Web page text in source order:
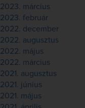
2023. március
2023. február
2022. december
2022. augusztus
2022. május
2022. március
2021. augusztus
2021. június
2021. május